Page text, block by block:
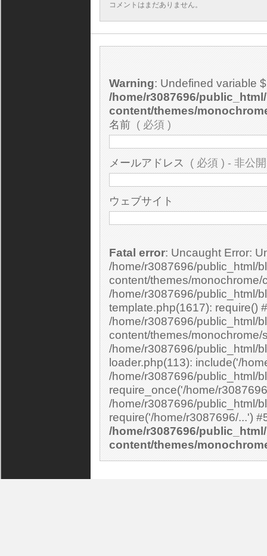
コメントはまだありません。
Warning : Undefined variable
/home/r3087696/
content/themes/
名前 ( 必須 )
メールアドレス ( 必須 ) - 非公
ウェブサイト
Fatal error: Uncaught Error: Undefined constant "cs_print_smilies" in
/home/r3087696/public_html/
content/themes/
/home/r3087696/public_html/
template.php(1617): require()
/home/r3087696/public_html/
content/themes/
/home/r3087696/public_html/
loader.php(113): include('/
/home/r3087696/public_html/
require_once('/home/
/home/r3087696/public_html/
/home/r3087696/
content/themes/